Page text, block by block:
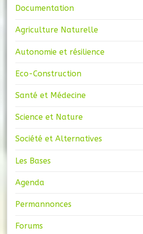
Documentation
Agriculture Naturelle
Autonomie et résilience
Eco-Construction
Santé et Médecine
Science et Nature
Société et Alternatives
Les Bases
Agenda
Permannonces
Forums